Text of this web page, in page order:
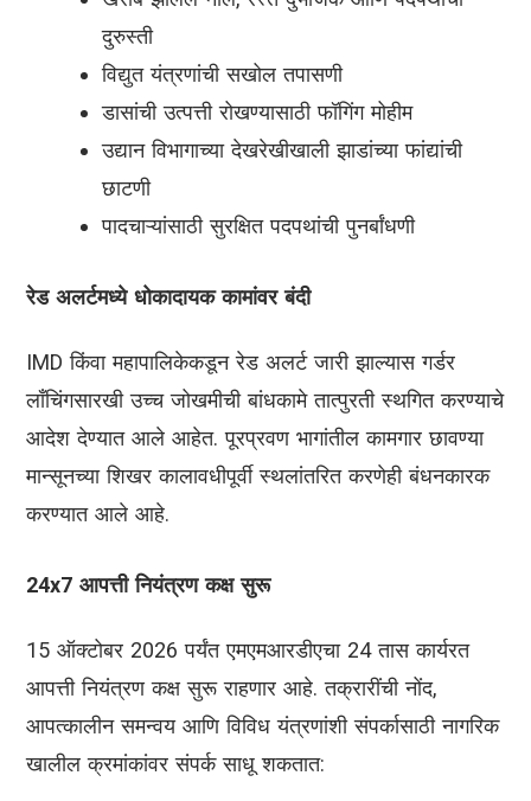
दुरुस्ती
विद्युत यंत्रणांची सखोल तपासणी
डासांची उत्पत्ती रोखण्यासाठी फॉगिंग मोहीम
उद्यान विभागाच्या देखरेखीखाली झाडांच्या फांद्यांची
छाटणी
पादचाऱ्यांसाठी सुरक्षित पदपथांची पुनर्बांधणी
रेड अलर्टमध्ये धोकादायक कामांवर बंदी
IMD किंवा महापालिकेकडून रेड अलर्ट जारी झाल्यास गर्डर
लाँचिंगसारखी उच्च जोखमीची बांधकामे तात्पुरती स्थगित करण्याचे
आदेश देण्यात आले आहेत. पूरप्रवण भागांतील कामगार छावण्या
मान्सूनच्या शिखर कालावधीपूर्वी स्थलांतरित करणेही बंधनकारक
करण्यात आले आहे.
24x7 आपत्ती नियंत्रण कक्ष सुरू
15 ऑक्टोबर 2026 पर्यंत एमएमआरडीएचा 24 तास कार्यरत
आपत्ती नियंत्रण कक्ष सुरू राहणार आहे. तक्रारींची नोंद,
आपत्कालीन समन्वय आणि विविध यंत्रणांशी संपर्कासाठी नागरिक
खालील क्रमांकांवर संपर्क साधू शकतात: